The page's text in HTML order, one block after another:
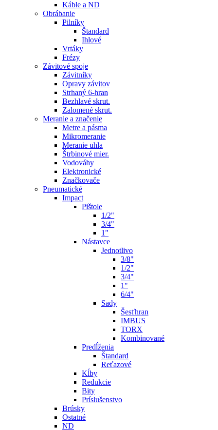
Káble a ND
Obrábanie
Pilníky
Štandard
Ihlové
Vrtáky
Frézy
Závitové spoje
Závitníky
Opravy závitov
Strhaný 6-hran
Bezhlavé skrut.
Zalomené skrut.
Meranie a značenie
Metre a pásma
Mikromeranie
Meranie uhla
Štrbinové mier.
Vodováhy
Elektronické
Značkovače
Pneumatické
Impact
Pištole
1/2"
3/4"
1"
Nástavce
Jednotlivo
3/8"
1/2"
3/4"
1"
6/4"
Sady
Šesťhran
IMBUS
TORX
Kombinované
Predĺženia
Štandard
Reťazové
Kĺby
Redukcie
Bity
Príslušenstvo
Brúsky
Ostatné
ND